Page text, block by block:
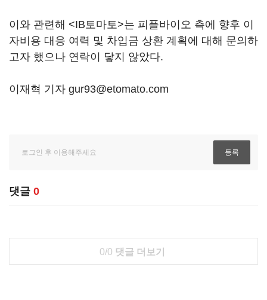
이와 관련해 <IB토마토>는 피플바이오 측에 향후 이
자비용 대응 여력 및 차입금 상환 계획에 대해 문의하
고자 했으나 연락이 닿지 않았다.
이재혁 기자 gur93@etomato.com
댓글 0
0/0 댓글 더보기